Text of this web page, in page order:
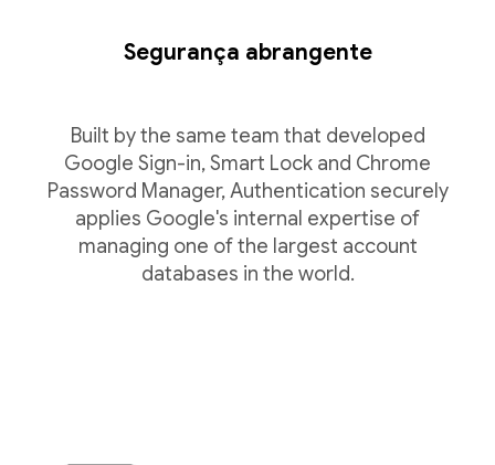
Segurança abrangente
Built by the same team that developed
Google Sign-in, Smart Lock and Chrome
Password Manager, Authentication securely
applies Google's internal expertise of
managing one of the largest account
databases in the world.